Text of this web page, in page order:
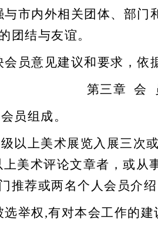
市内外相关团体、部门
团结与友谊。
员意见建议和要求，依
第三章 会
员组成。
以上美术展览入展三次或
上美术评论文章者，或从
推荐或两名个人会员介
举权 ,有对本会工作的